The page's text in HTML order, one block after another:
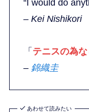
“I would do
– Kei Nishikori
「 テニスの為な
– 錦織圭
あわせて読みたい